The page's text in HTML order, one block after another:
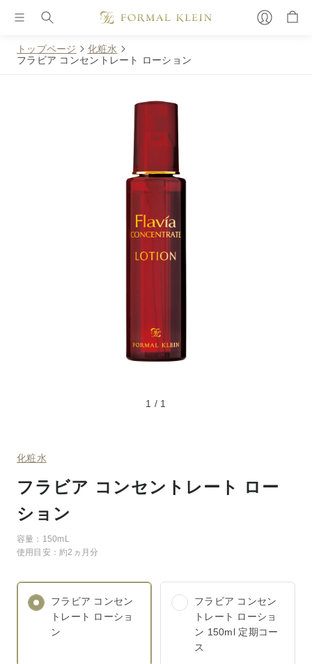
トップページ
化粧水
フラビア コンセントレート ローション
1 / 1
化粧水
フラビア コンセントレート ロー
ション
容量：150mL
使用目安：約2ヵ月分
フラビア コンセン
トレート ローショ
ン
フラビア コンセン
トレート ローショ
ン 150ml 定期コー
ス